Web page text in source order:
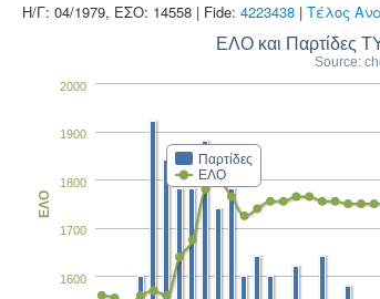
Η/Γ: 04/1979, ΕΣΟ: 14558 | Fide: 4223438 | Τέλος
ΕΛΟ και
Source:
Παρτίδες
ΕΛΟ
1600
1700
1800
1900
2000
ΕΛΟ